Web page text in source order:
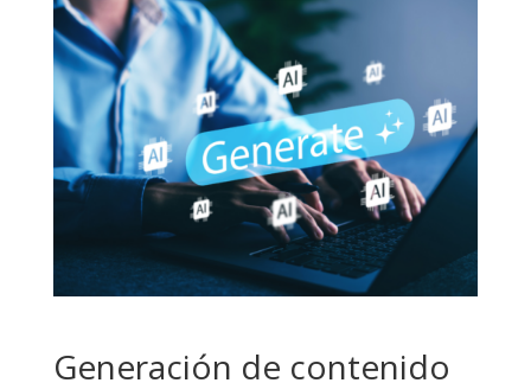
Generación de contenido